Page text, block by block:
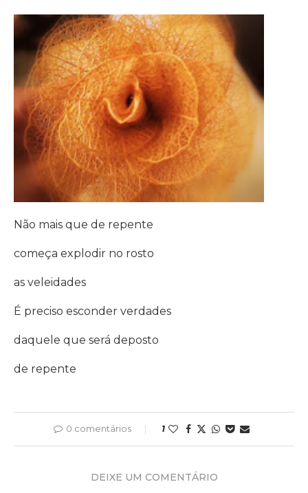
Não mais que de repente
começa explodir no rosto
as veleidades
É preciso esconder verdades
daquele que será deposto
de repente
0 comentários 1
DEIXE UM COMENTÁRIO